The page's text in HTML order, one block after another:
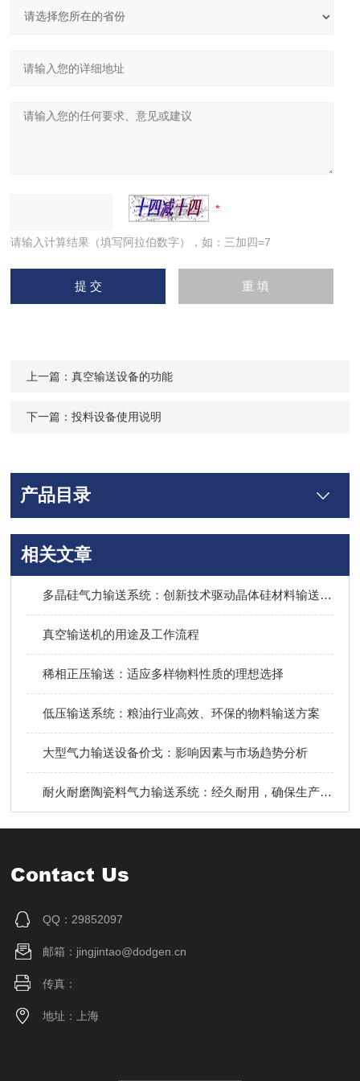
请输入计算结果（填写阿拉伯数字），如：三加四=7
上一篇：真空输送设备的功能
下一篇：投料设备使用说明
产品目录
相关文章
多晶硅气力输送系统：创新技术驱动晶体硅材料输送进化
真空输送机的用途及工作流程
稀相正压输送：适应多样物料性质的理想选择
低压输送系统：粮油行业高效、环保的物料输送方案
大型气力输送设备价戈：影响因素与市场趋势分析
耐火耐磨陶瓷料气力输送系统：经久耐用，确保生产顺畅进行！
Contact Us
QQ：29852097
邮箱：jingjintao@dodgen.cn
传真：
地址：上海